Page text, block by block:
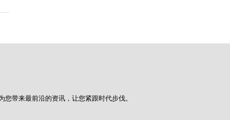
带来最前沿的资讯，让您紧跟时代步伐。